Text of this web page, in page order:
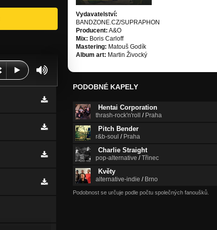
Vydavatelství:
BANDZONE.CZ/SUPRAPHON
Producent: A&O
Mix: Boris Carloff
Mastering: Matouš Godík
Album art: Martin Živocký
PODOBNÉ KAPELY
Hentai Corporation
thrash-rock'n'roll / Praha
Pitch Bender
r&b-soul / Praha
Charlie Straight
pop-alternative /Třinec
Květy
alternative-indie / Brno
Podobnost se určuje podle počtu společných fanoušků.